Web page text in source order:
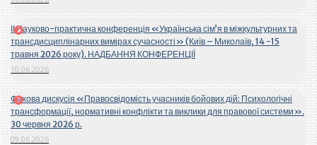
ІІ Науково-практична конференція «Українська сім’я в міжкультурних та
трансдисциплінарних вимірах сучасності» (Київ – Миколаїв, 14 -15
травня 2026 року). НАДБАННЯ КОНФЕРЕНЦІЇ
10.06.2026
Фахова дискусія «Правосвідомість учасників бойових дій: Психологічні
трансформації, нормативні конфлікти та виклики для правової системи».
30 червня 2026 р.
09.06.2026